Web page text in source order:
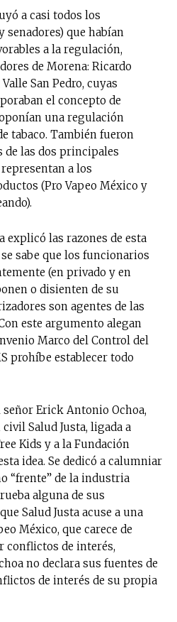
a casi todos los
que habían
a la regulación,
de Morena: Ricardo
San Pedro, cuyas
el concepto de
una regulación
tabaco. También fueron
de las dos principales
a los
(Pro Vapeo México y
explicó las razones de esta
sabe que los funcionarios
(en privado y en
o disienten de su
son agentes de las
este argumento alegan
Marco del Control del
prohíbe establecer todo
Erick Antonio Ochoa,
Salud Justa, ligada a
Kids y a la Fundación
idea. Se dedicó a calumniar
“frente” de la industria
alguna de sus
Salud Justa acuse a una
México, que carece de
conflictos de interés,
no declara sus fuentes de
de interés de su propia